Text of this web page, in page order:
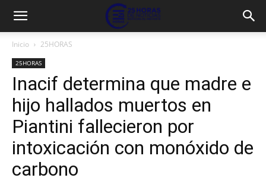
Inicio 25HORAS
25HORAS
Inacif determina que madre e
hijo hallados muertos en
Piantini fallecieron por
intoxicación con monóxido de
carbono